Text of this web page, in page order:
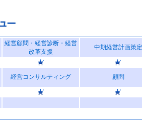
経営顧問・経営診断・経営
改革支援
中期経営計画策定
経営コンサルティング 顧問